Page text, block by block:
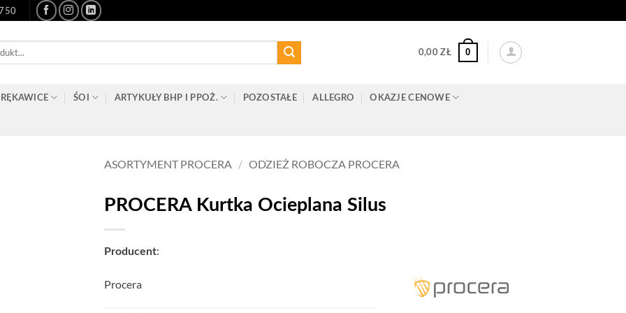
0,00ZŁ 0
RĘKAWICE ŚOI ARTYKUŁY BHP I PPOŻ. POZOSTAŁE ALLEGRO OKAZJE CENOWE
ASORTYMENT PROCERA / ODZIEŻ ROBOCZA PROCERA
PROCERA Kurtka Ocieplana Silus
Producent:
Procera